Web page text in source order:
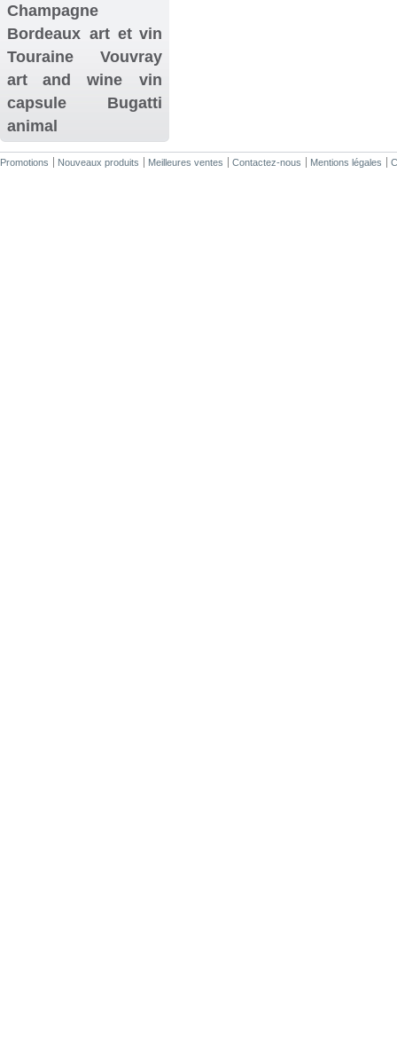
Champagne
Bordeaux art et vin
Touraine
Vouvray
art and wine
vin
capsule
Bugatti
animal
Promotions Nouveaux produits Meilleures ventes Contactez-nous Mentions légales